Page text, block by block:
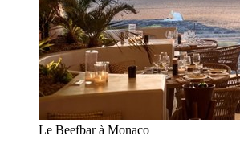
Le Beefbar à Monaco